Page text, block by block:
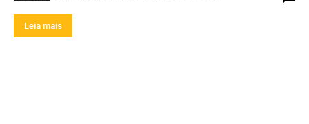
Leia mais